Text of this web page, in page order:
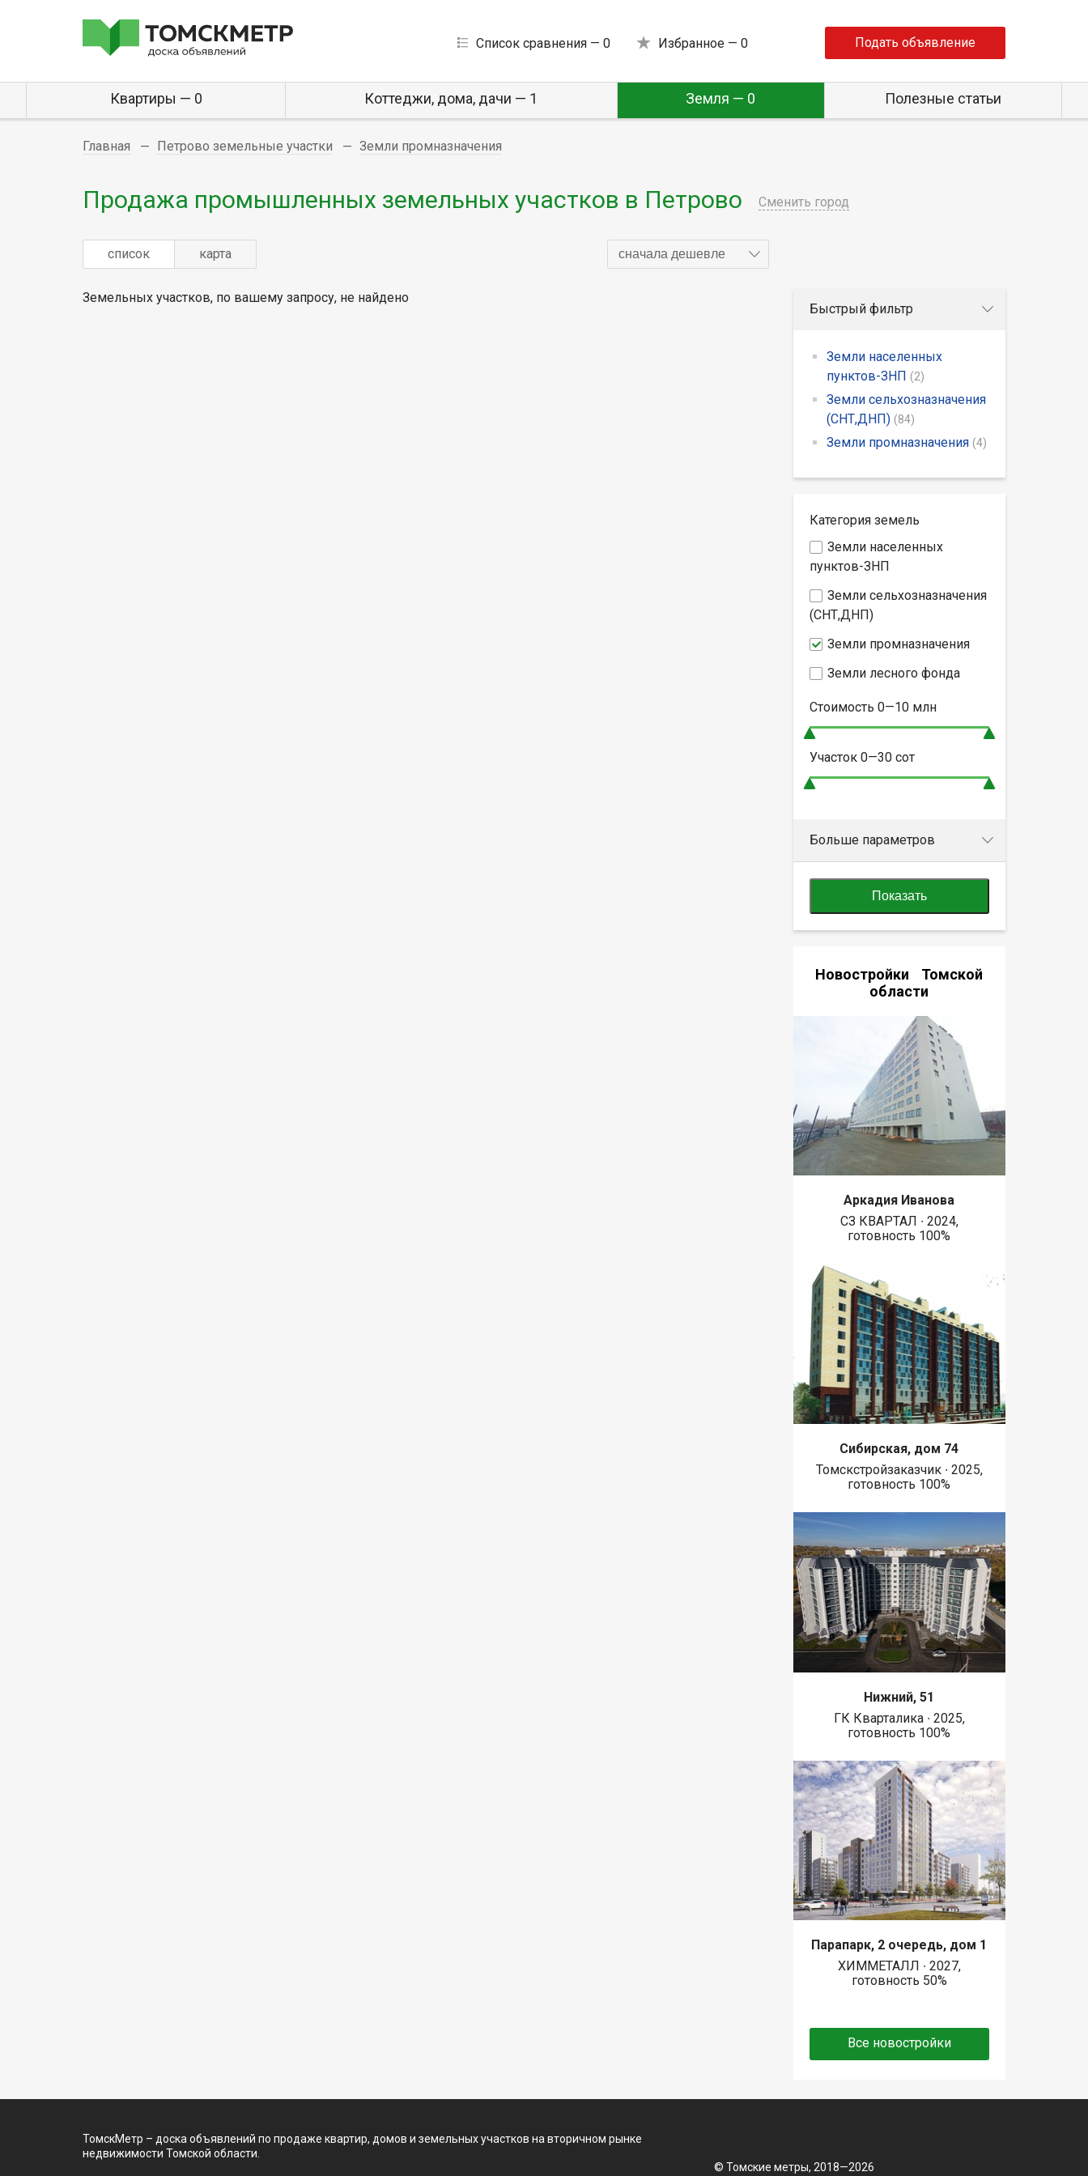
Список сравнения — 0 Избранное — 0 Подать объявление
Квартиры — 0 Коттеджи, дома, дачи — 1 Земля — 0 Полезные статьи
Главная Петрово земельные участки Земли промназначения
Продажа промышленных земельных участков в Петрово Сменить город
список карта сначала дешевле
Земельных участков, по вашему запросу, не найдено
Быстрый фильтр
Земли населенных
пунктов-ЗНП (2)
Земли сельхозназначения
(СНТ,ДНП) (84)
Земли промназначения (4)
Категория земель
Земли населенных
пунктов-ЗНП
Земли сельхозназначения
(СНТ,ДНП)
Земли промназначения
Земли лесного фонда
Стоимость 0—10млн
Участок 0—30сот
Больше параметров
Показать
Новостройки Томской
области
Аркадия Иванова
СЗ КВАРТАЛ ∙ 2024,
готовность 100%
Сибирская, дом 74
Томскстройзаказчик ∙ 2025,
готовность 100%
Нижний, 51
ГК Кварталика ∙ 2025,
готовность 100%
Парапарк, 2 очередь, дом 1
ХИММЕТАЛЛ ∙ 2027,
готовность 50%
Все новостройки
ТомскМетр – доска объявлений по продаже квартир, домов и земельных участков на вторичном рынке
недвижимости Томской области.
© Томские метры, 2018—2026